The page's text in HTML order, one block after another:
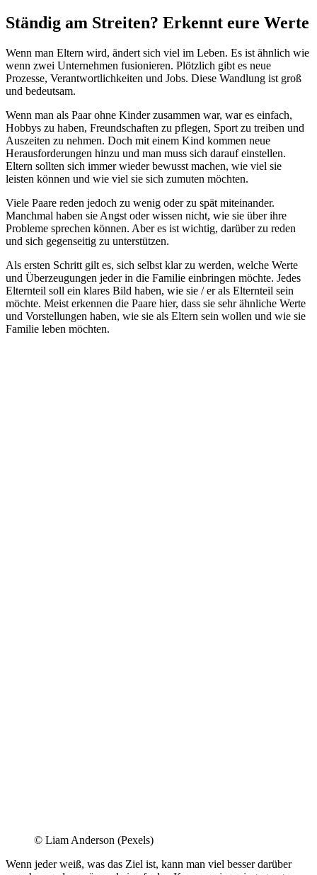
Ständig am Streiten? Erkennt eure Werte
Wenn man Eltern wird, ändert sich viel im Leben. Es ist ähnlich wie
wenn zwei Unternehmen fusionieren. Plötzlich gibt es neue
Prozesse, Verantwortlichkeiten und Jobs. Diese Wandlung ist groß
und bedeutsam.
Wenn man als Paar ohne Kinder zusammen war, war es einfach,
Hobbys zu haben, Freundschaften zu pflegen, Sport zu treiben und
Auszeiten zu nehmen. Doch mit einem Kind kommen neue
Herausforderungen hinzu und man muss sich darauf einstellen.
Eltern sollten sich immer wieder bewusst machen, wie viel sie
leisten können und wie viel sie sich zumuten möchten.
Viele Paare reden jedoch zu wenig oder zu spät miteinander.
Manchmal haben sie Angst oder wissen nicht, wie sie über ihre
Probleme sprechen können. Aber es ist wichtig, darüber zu reden
und sich gegenseitig zu unterstützen.
Als ersten Schritt gilt es, sich selbst klar zu werden, welche Werte
und Überzeugungen jeder in die Familie einbringen möchte. Jedes
Elternteil soll ein klares Bild haben, wie sie / er als Elternteil sein
möchte. Meist erkennen die Paare hier, dass sie sehr ähnliche Werte
und Vorstellungen haben, wie sie als Eltern sein wollen und wie sie
Familie leben möchten.
© Liam Anderson (Pexels)
Wenn jeder weiß, was das Ziel ist, kann man viel besser darüber